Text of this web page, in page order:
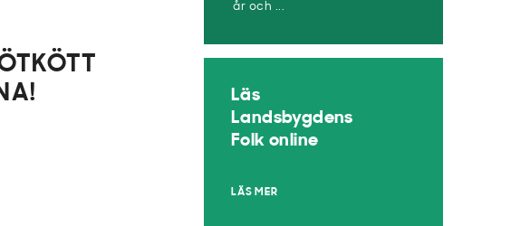
år och ...
Läs
Landsbygdens
Folk online
LÄS MER